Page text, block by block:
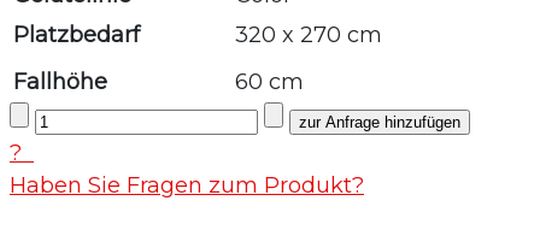
Platzbedarf
320 x 270 cm
Fallhöhe
60 cm
?
Haben Sie Fragen zum Produkt?